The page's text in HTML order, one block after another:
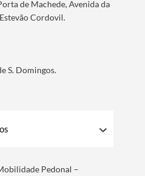
de Machede, Avenida da
Cordovil.
S. Domingos.
Pedonal –